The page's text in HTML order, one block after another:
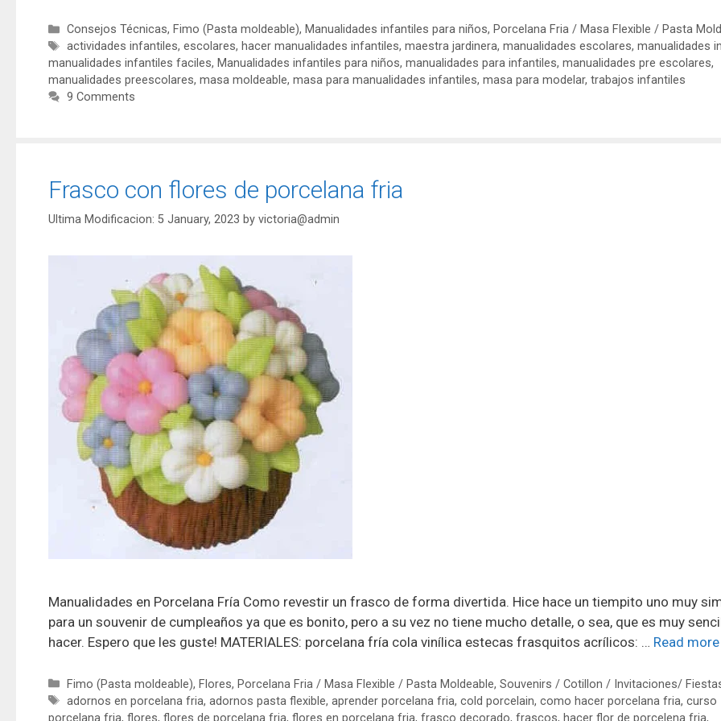
Consejos Técnicas, Fimo (Pasta moldeable), Manualidades infantiles para niños, Porcelana Fria / Masa Flexible / Pasta
actividades infantiles, escolares, hacer manualidades infantiles, maestra jardinera, manualidades escolares, manualidades
manualidades infantiles faciles, Manualidades infantiles para niños, manualidades para infantiles, manualidades pre escolares,
manualidades preescolares, masa moldeable, masa para manualidades infantiles, masa para modelar, trabajos infantiles
9 Comments
Frasco con flores de porcelana fria
5 January, 2023 by victoria@admin
Manualidades en Porcelana Fría Como revestir un frasco de forma divertida. Hice hace un tiempito uno muy
para un souvenir de cumpleaños ya que es bonito, pero a su vez no tiene mucho detalle, o sea, que es muy
hacer. Espero que les guste! MATERIALES: porcelana fría cola vinílica estecas frasquitos acrílicos: … Read more
Fimo (Pasta moldeable), Flores, Porcelana Fria / Masa Flexible / Pasta Moldeable, Souvenirs / Cotillon / Invitaciones/
adornos en porcelana fria, adornos pasta flexible, aprender porcelana fria, cold porcelain, como hacer porcelana fria, curso
porcelana fria, flores, flores de porcelana fria, flores en porcelana fria, frasco decorado, frascos, hacer flor de porcelena fria,